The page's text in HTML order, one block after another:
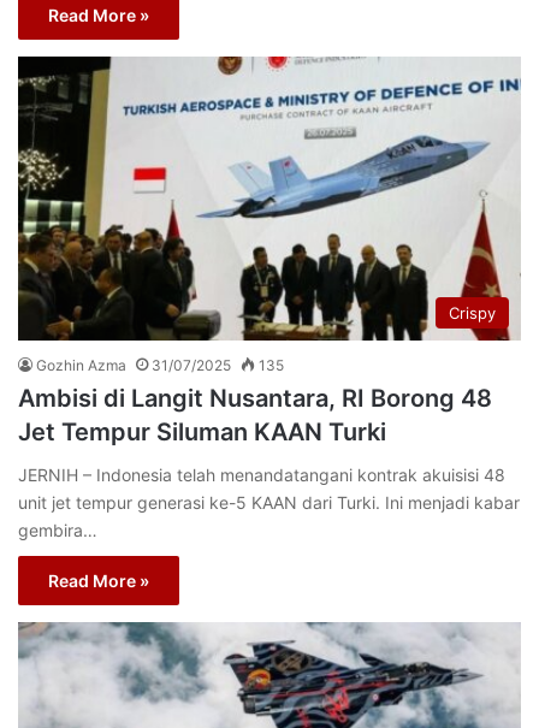
Read More »
Crispy
Gozhin Azma 31/07/2025 135
Ambisi di Langit Nusantara, RI Borong 48
Jet Tempur Siluman KAAN Turki
JERNIH – Indonesia telah menandatangani kontrak akuisisi 48
unit jet tempur generasi ke-5 KAAN dari Turki. Ini menjadi kabar
gembira…
Read More »